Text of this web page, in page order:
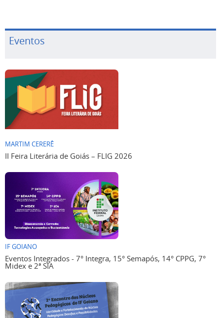
Eventos
MARTIM CERERÊ
II Feira Literária de Goiás – FLIG 2026
IF GOIANO
Eventos Integrados - 7° Integra, 15° Semapós, 14° CPPG, 7°
Midex e 2ª SIA